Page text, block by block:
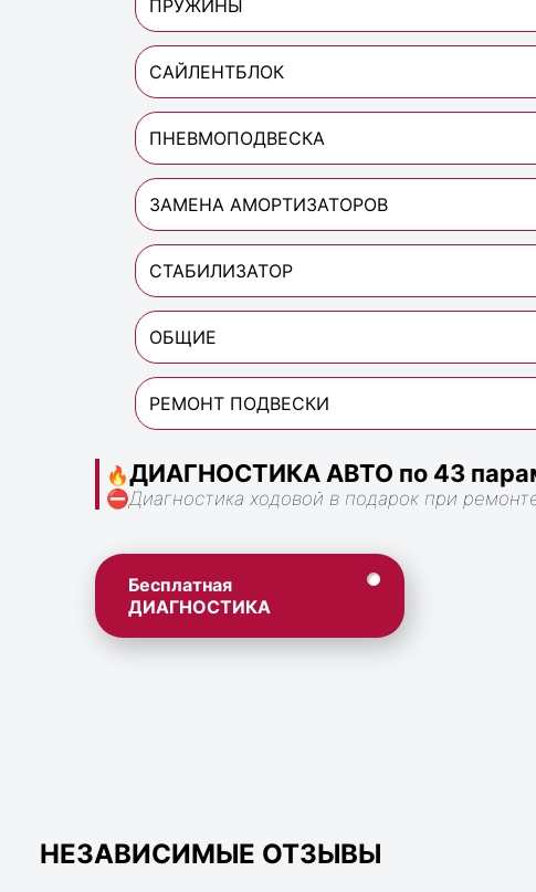
ПРУЖИНЫ
САЙЛЕНТБЛОК
ПНЕВМОПОДВЕСКА
ЗАМЕНА АМОРТИЗАТОРОВ
СТАБИЛИЗАТОР
ОБЩИЕ
РЕМОНТ ПОДВЕСКИ
🔥ДИАГНОСТИКА АВТО по 43
⛔Диагностика ходовой в подарок при
Бесплатная
ДИАГНОСТИКА
НЕЗАВИСИМЫЕ ОТЗЫВЫ